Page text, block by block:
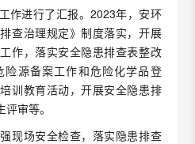
作进行了汇报。2023年，安环
查治理规定》制度落实，开展
作，落实安全隐患排查表整改
险源备案工作和危险化学品登
训教育活动，开展安全隐患排
审等。
现场安全检查，落实隐患排查